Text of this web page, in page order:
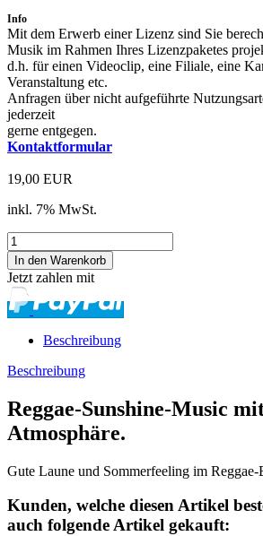
Info
Mit dem Erwerb einer Lizenz sind Sie
Musik im Rahmen Ihres Lizenzpaketes
d.h. für einen Videoclip, eine Filiale, eine
Veranstaltung etc.
Anfragen über nicht aufgeführte
jederzeit
gerne entgegen.
Kontaktformular
19,00 EUR
inkl. 7% MwSt.
Jetzt zahlen mit
Beschreibung
Beschreibung
Reggae-Sunshine-Music
Atmosphäre.
Gute Laune und Sommerfeeling im Reggae-
Kunden, welche diesen Artikel
auch folgende Artikel gekauft: